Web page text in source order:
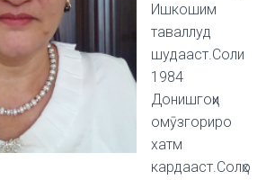
Ишкошим
таваллуд
шудааст.Соли
1984
Донишгоҳи
омӯзгориро
хатм
кардааст.Солҳо